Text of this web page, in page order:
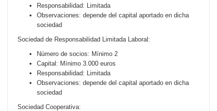
Responsabilidad: Limitada
Observaciones: depende del capital aportado en dicha
sociedad
Sociedad de Responsabilidad Limitada Laboral:
Número de socios: Mínimo 2
Capital: Mínimo 3.000 euros
Responsabilidad: Limitada
Observaciones: depende del capital aportado en dicha
sociedad
Sociedad Cooperativa: